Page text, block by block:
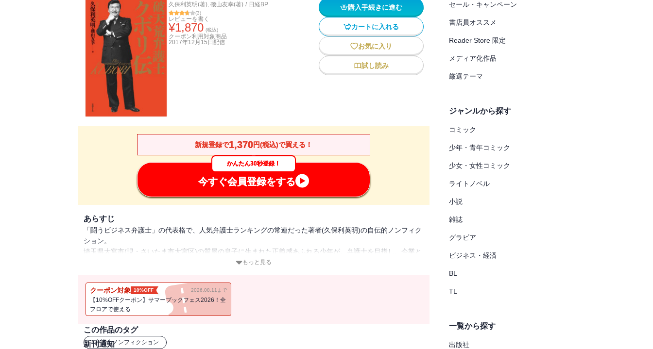
久保利英明(著), 磯山友幸(著) / 日経BP
(3)
レビューを書く
¥1,870 (税込)
クーポン利用対象商品
2017年12月15日 配信
購入手続きに進む
カートに入れる
お気に入り
試し読み
新規登録で1,370円(税込)で買える！
かんたん30秒登録！
今すぐ会員登録をする
あらすじ
「闘うビジネス弁護士」の代表格で、人気弁護士ランキングの常連だった著者(久保利英明)の自伝的ノンフィク
ション。
埼玉県大宮市(現・さいたま市大宮区)の質屋の息子に生まれた正義感あふれる少年が、弁護士を目指し、企業と
癒着していた総会屋や暴力団との修羅場を乗り越えてトップ弁護士になり、現在は東電原発被害賠償請求や国を
彩な活動に注力する姿を描く。牛島信、河合弘之、中村直人各弁護士などの証言「私のクボリ論」を多数収録。
以下は本書からの引用。
「日本一黒い顔の弁護士」
「日本一派手なネクタイと派手なスーツを着た弁護士」
もっと見る
クーポン対象 10%OFF 2026.08.11まで
【10%OFFクーポン】サマーブックフェス2026！全
フロアで使える
この作品のタグ
#弁護士ノンフィクション
新刊通知
セール・キャンペーン
書店員オススメ
Reader Store 限定
メディア化作品
厳選テーマ
ジャンルから探す
コミック
少年・青年コミック
少女・女性コミック
ライトノベル
小説
雑誌
グラビア
ビジネス・経済
BL
TL
一覧から探す
出版社